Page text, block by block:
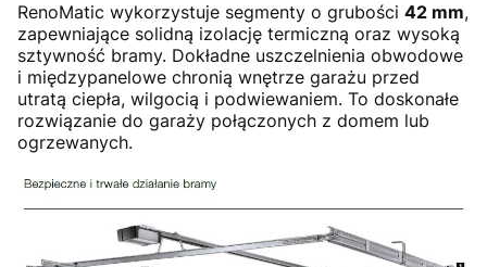
RenoMatic wykorzystuje segmenty o grubości 42 mm,
zapewniające solidną izolację termiczną oraz wysoką
sztywność bramy. Dokładne uszczelnienia obwodowe
i międzypanelowe chronią wnętrze garażu przed
utratą ciepła, wilgocią i podwiewaniem. To doskonałe
rozwiązanie do garaży połączonych z domem lub
ogrzewanych.